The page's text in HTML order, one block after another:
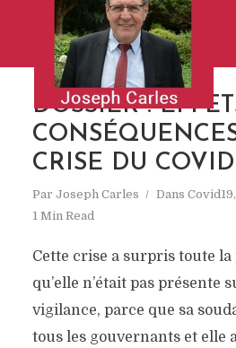
DOSSIER :
CRISE DU COVID
Par Joseph Carles Dans Covid19,
1 Min Read
Cette crise a surpris toute la
qu’elle n’était pas présente
vigilance, parce que sa
tous les gouvernants et elle